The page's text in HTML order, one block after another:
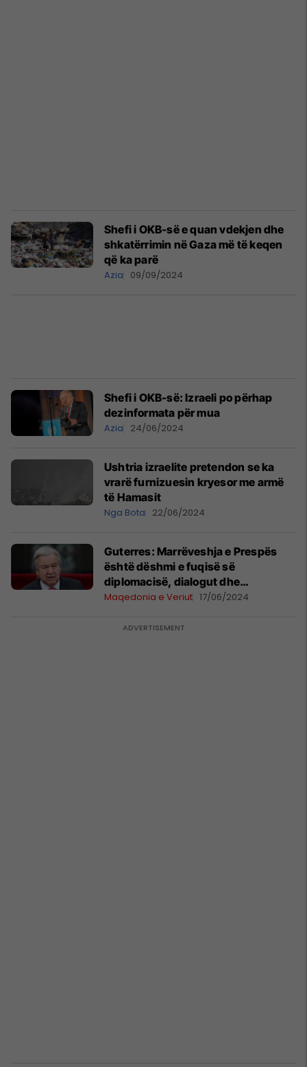
Shefi i OKB-së e quan vdekjen dhe
shkatërrimin në Gaza më të keqen
që ka parë
Azia 09/09/2024
Shefi i OKB-së: Izraeli po përhap
dezinformata për mua
Azia 24/06/2024
Ushtria izraelite pretendon se ka
vrarë furnizuesin kryesor me armë
të Hamasit
Nga Bota 22/06/2024
Guterres: Marrëveshja e Prespës
është dëshmi e fuqisë së
diplomacisë, dialogut dhe
kompromiseve
Maqedonia e Veriut 17/06/2024